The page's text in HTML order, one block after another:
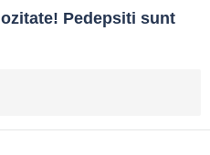
Pedepsiti sunt